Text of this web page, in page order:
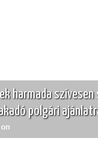
harmada szívesen
polgári